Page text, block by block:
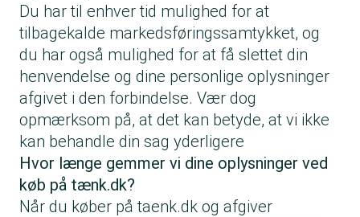
Du har til enhver tid mulighed for at
tilbagekalde markedsføringssamtykket, og
du har også mulighed for at få slettet din
henvendelse og dine personlige oplysninger
afgivet i den forbindelse. Vær dog
opmærksom på, at det kan betyde, at vi ikke
kan behandle din sag yderligere
Hvor længe gemmer vi dine oplysninger ved
køb på tænk.dk?
Når du køber på taenk.dk og afgiver